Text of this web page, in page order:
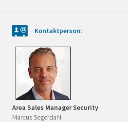
Kontaktperson:
Area Sales Manager Security
Marcus Segerdahl